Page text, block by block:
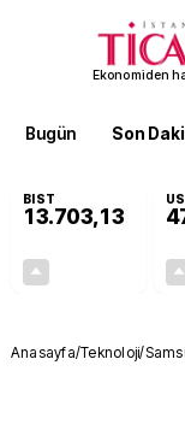
Ekonomiden
Bugün Son
BIST
13.703,13
Anasayfa/Teknoloji/